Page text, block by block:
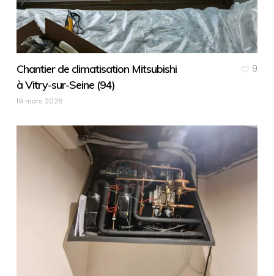
Chantier de climatisation Mitsubishi
à Vitry-sur-Seine (94)
19 mars 2026
9